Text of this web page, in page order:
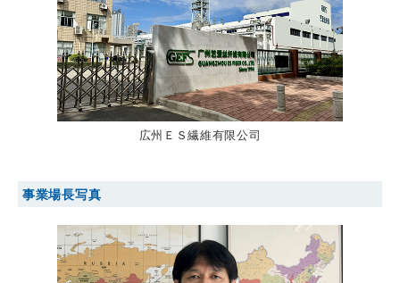
広州ＥＳ繊維有限公司
事業場長写真